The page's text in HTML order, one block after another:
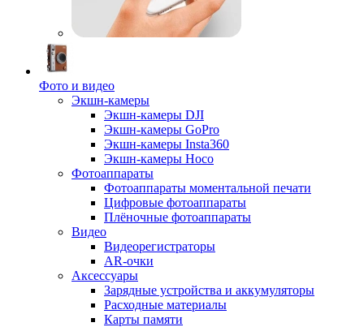
Фото и видео
Экшн-камеры
Экшн-камеры DJI
Экшн-камеры GoPro
Экшн-камеры Insta360
Экшн-камеры Hoco
Фотоаппараты
Фотоаппараты моментальной печати
Цифровые фотоаппараты
Плёночные фотоаппараты
Видео
Видеорегистраторы
AR-очки
Аксессуары
Зарядные устройства и аккумуляторы
Расходные материалы
Карты памяти